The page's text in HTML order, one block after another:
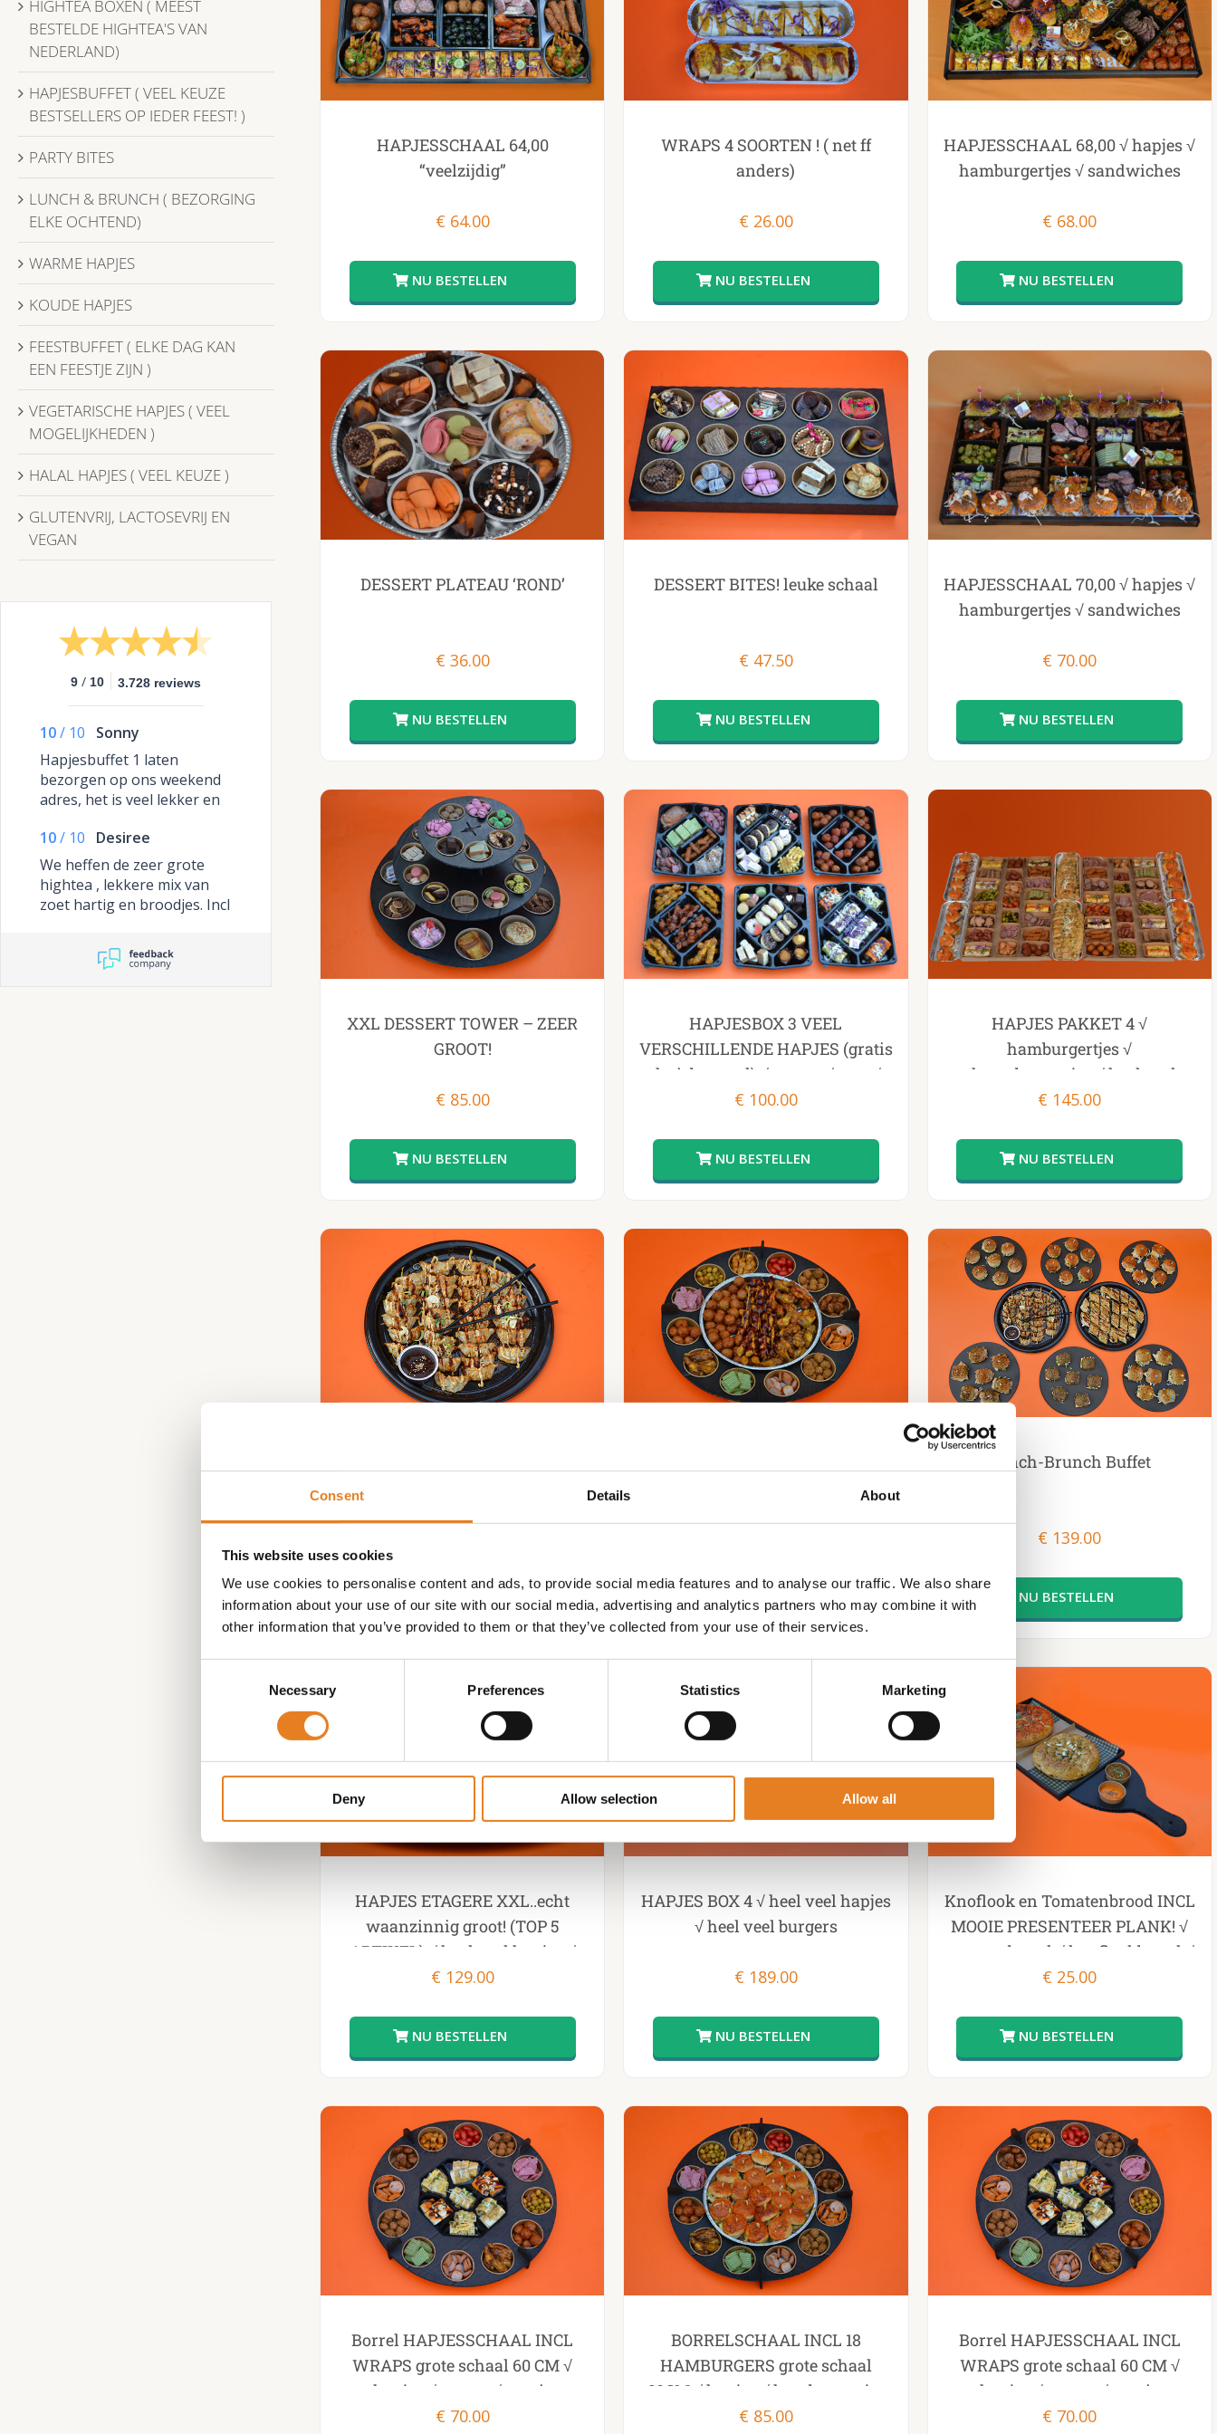
Consent Details About
This website uses cookies
We use cookies to personalise content and ads, to provide social media features and to analyse our traffic. We also share
information about your use of our site with our social media, advertising and analytics partners who may combine it with
other information that you’ve provided to them or that they’ve collected from your use of their services.
Necessary Preferences Statistics Marketing
Deny Allow selection Allow all
HAPJESSCHAAL 64,00
“veelzijdig”
€ 64.00
WRAPS 4 SOORTEN ! ( net ff
anders)
€ 26.00
HAPJESSCHAAL 68,00 √ hapjes √
hamburgertjes √ sandwiches
€ 68.00
DESSERT PLATEAU ‘ROND’
€ 36.00
DESSERT BITES! leuke schaal
€ 47.50
HAPJESSCHAAL 70,00 √ hapjes √
hamburgertjes √ sandwiches
€ 70.00
XXL DESSERT TOWER – ZEER
GROOT!
€ 85.00
HAPJESBOX 3 VEEL
VERSCHILLENDE HAPJES (gratis
thuisbezorgd) √ wraps √ sate √
gehaktballetjes √ hapjes √
€ 100.00
HAPJES PAKKET 4 √
hamburgertjes √
cheeseburgertjes √ heel veel
hapjes √ tomaten en knoflook
€ 145.00
HAPJES grote schaal 60CM √
Lunch-Brunch Buffet
€ 139.00
HAPJES ETAGERE XXL..echt
waanzinnig groot! (TOP 5
ARTIKEL) √ heel veel hapjes √
incl de mooie etagere 80cm
€ 129.00
HAPJES BOX 4 √ heel veel hapjes
√ heel veel burgers
€ 189.00
Knoflook en Tomatenbrood INCL
MOOIE PRESENTEER PLANK! √
tomatenbrood √ knoflookbrood √
2 sausjes
€ 25.00
Borrel HAPJESSCHAAL INCL
WRAPS grote schaal 60 CM √
hapjes √ wraps √ mooie
presenteer schaal
€ 70.00
BORRELSCHAAL INCL 18
HAMBURGERS grote schaal
60CM √ hapjes √ hamburgertjes
€ 85.00
Borrel HAPJESSCHAAL INCL
WRAPS grote schaal 60 CM √
hapjes √ wraps √ mooie
presenteer schaal
€ 70.00
HIGHTEA BOXEN ( MEEST
BESTELDE HIGHTEA'S VAN
NEDERLAND)
HAPJESBUFFET ( VEEL KEUZE
BESTSELLERS OP IEDER FEEST! )
PARTY BITES
LUNCH & BRUNCH ( BEZORGING
ELKE OCHTEND)
WARME HAPJES
KOUDE HAPJES
FEESTBUFFET ( ELKE DAG KAN
EEN FEESTJE ZIJN )
VEGETARISCHE HAPJES ( VEEL
MOGELIJKHEDEN )
HALAL HAPJES ( VEEL KEUZE )
GLUTENVRIJ, LACTOSEVRIJ EN
VEGAN
9 / 10 3.728 reviews
10/ 10
Sonny
Hapjesbuffet 1 laten
bezorgen op ons weekend
adres, het is veel lekker en
uit de doos kunt gebruiken
10/ 10
Desiree
We heffen de zeer grote
hightea , lekkere mix van
zoet hartig en broodjes. Incl
die we in elkaar konden